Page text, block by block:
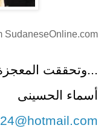
SudaneseOnline.com
...وتحققت
أسماء الحسينى